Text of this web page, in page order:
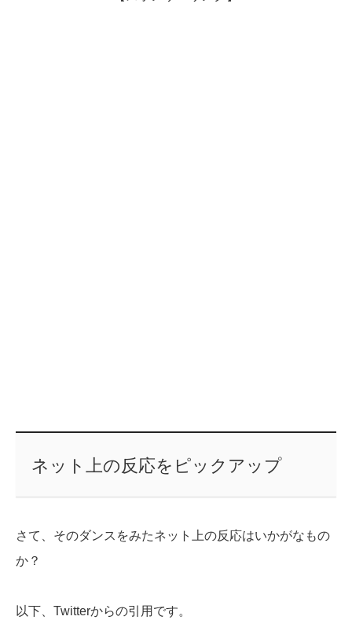
ネット上の反応をピックアップ
さて、そのダンスをみたネット上の反応はいかがなもの
か？
以下、Twitterからの引用です。